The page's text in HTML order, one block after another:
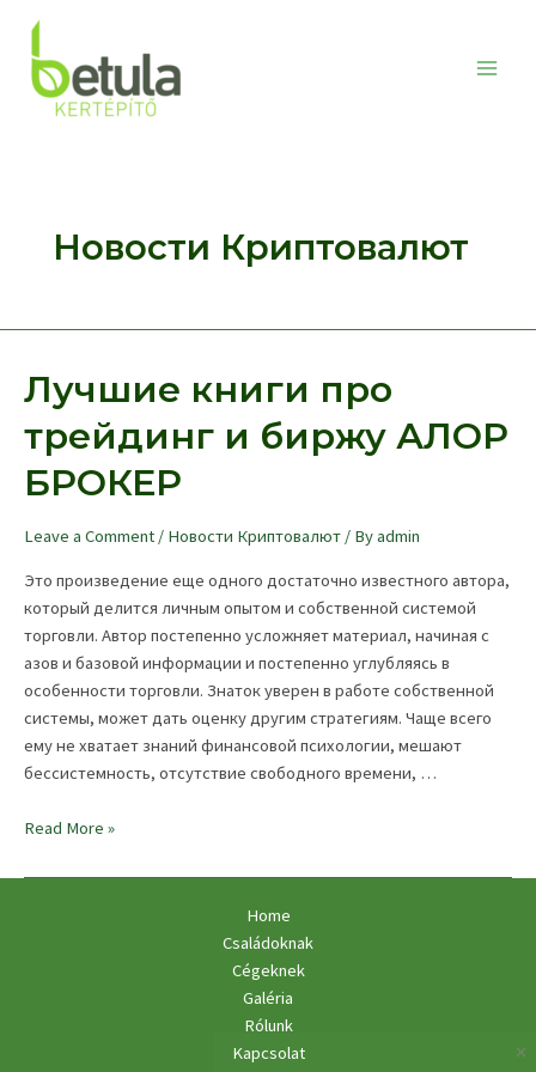
content
Новости Криптовалют
Лучшие книги про
трейдинг и биржу АЛОР
БРОКЕР
Leave a Comment / Новости Криптовалют / Byadmin
Это произведение еще одного достаточно известного автора,
который делится личным опытом и собственной системой
торговли. Автор постепенно усложняет материал, начиная с
азов и базовой информации и постепенно углубляясь в
особенности торговли. Знаток уверен в работе собственной
системы, может дать оценку другим стратегиям. Чаще всего
ему не хватает знаний финансовой психологии, мешают
бессистемность, отсутствие свободного времени, …
Лучшие
про
Read More »
Home
Családoknak
Cégeknek
Galéria
Rólunk
Kapcsolat